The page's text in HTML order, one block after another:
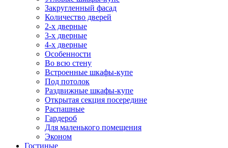
Закругленный фасад
Количество дверей
2-х дверные
3-х дверные
4-х дверные
Особенности
Во всю стену
Встроенные шкафы-купе
Под потолок
Раздвижные шкафы-купе
Открытая секция посередине
Распашные
Гардероб
Для маленького помещения
Эконом
Гостиные